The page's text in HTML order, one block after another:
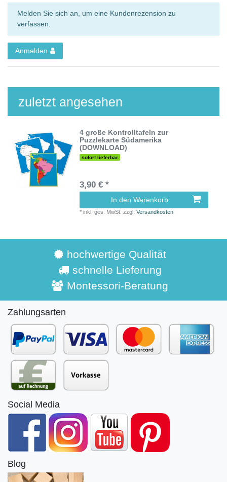
Melden Sie sich an, um eine Kundenrezension zu
verfassen.
Anmelden
zuletzt angesehen
4 große Kontrolltafeln zur
Puzzlekarte Südamerika
(DOWNLOAD)
sofort lieferbar
3,90 € *
In den Warenkorb
*inkl. ges. MwSt. zzgl.Versandkosten
hochwertige Qualität
schnelle Lieferung
Montessori-Beratung
Zahlungsarten
Social Media
Blog